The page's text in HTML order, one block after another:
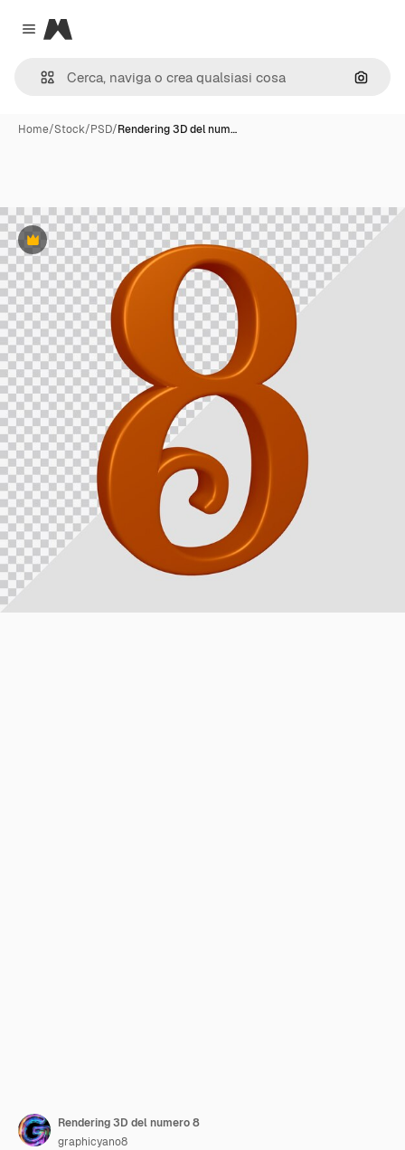
Close menu
Magnific
Cerca
Home/Stock/PSD/Rendering 3D del num…
Premium
Rendering 3D del numero 8
graphicyano8